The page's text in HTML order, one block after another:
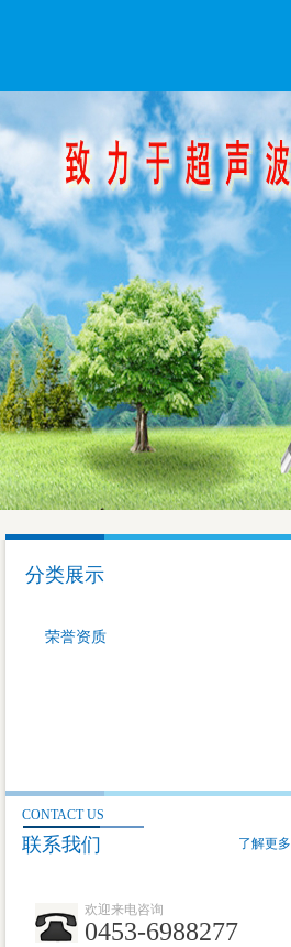
分类展示
荣誉资质
CONTACT US
联系我们 了解更多
欢迎来电咨询
0453-6988277